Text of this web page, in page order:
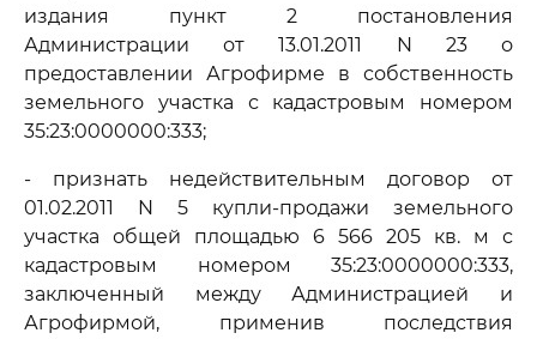
издания пункт 2 постановления
Администрации от 13.01.2011 N 23 о
предоставлении Агрофирме в собственность
земельного участка с кадастровым номером
35:23:0000000:333;
- признать недействительным договор от
01.02.2011 N 5 купли-продажи земельного
участка общей площадью 6 566 205 кв. м с
кадастровым номером 35:23:0000000:333,
заключенный между Администрацией и
Агрофирмой, применив последствия